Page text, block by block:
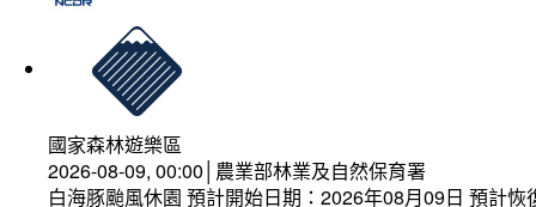
國家森林遊樂區
2026-08-09, 00:00│農業部林業及自然保育署
白海豚颱風休園 預計開始日期：2026年08月09日 預計